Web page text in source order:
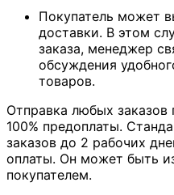
Покупатель может
доставки. В этом
заказа, менеджер
обсуждения
товаров.
Отправка любых заказов
100% предоплаты.
заказов до 2 рабочих
оплаты. Он может быть
покупателем.